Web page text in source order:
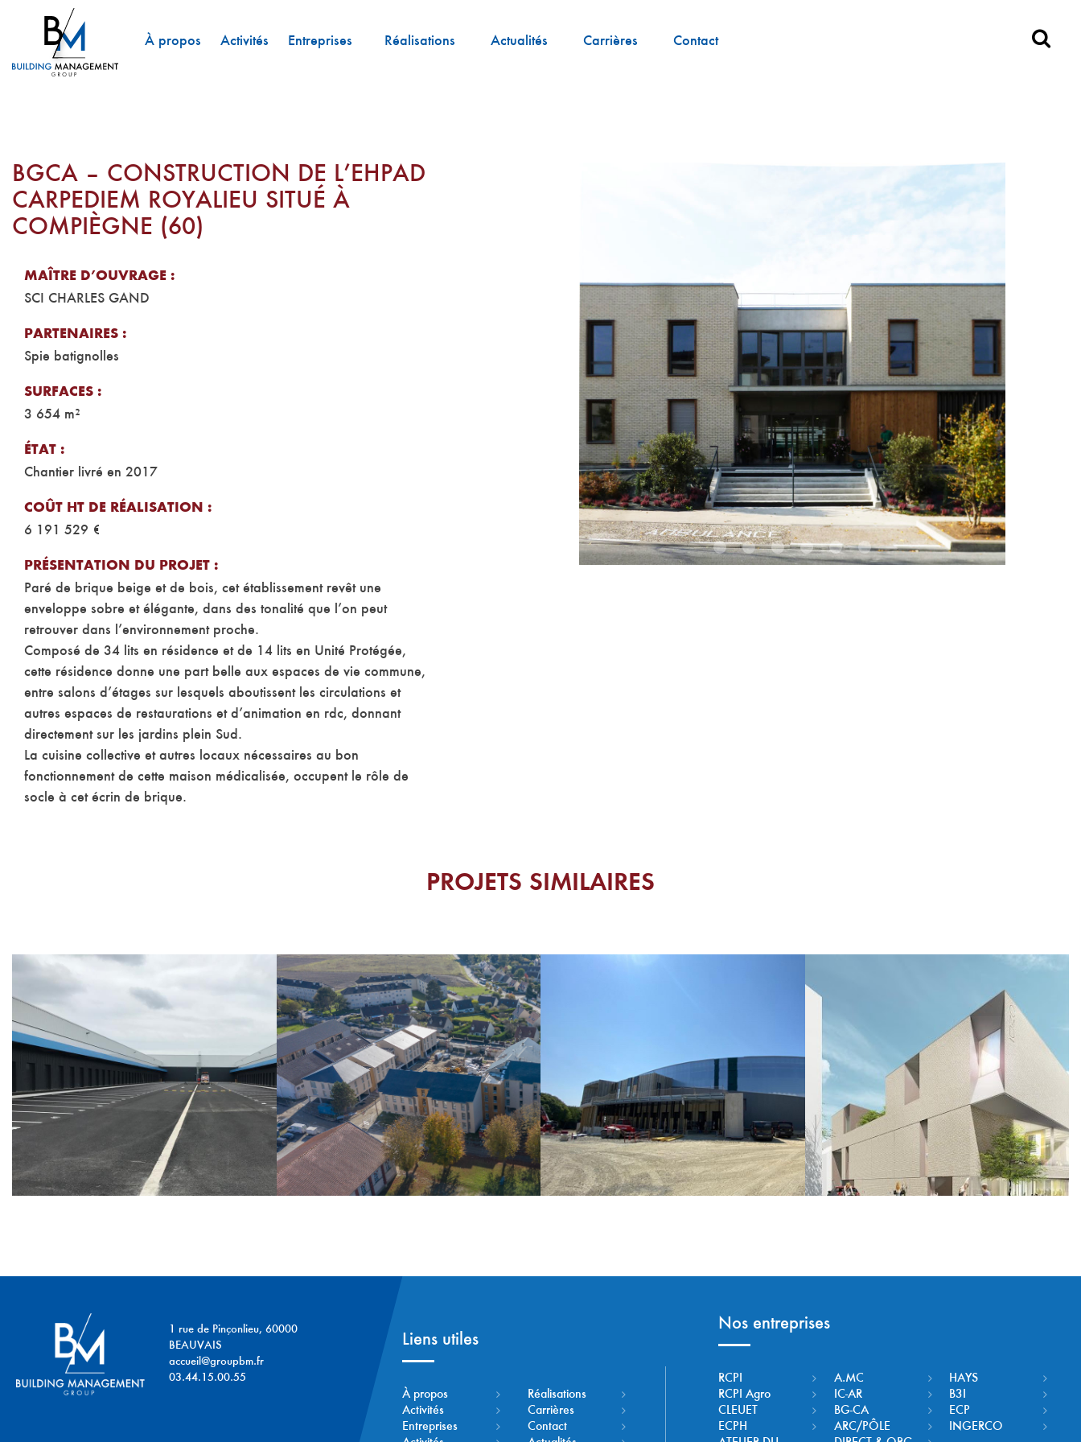
À propos Activités Entreprises Réalisations Actualités Carrières Contact
BGCA – CONSTRUCTION DE L’EHPAD
CARPEDIEM ROYALIEU SITUÉ À
COMPIÈGNE (60)
MAÎTRE D’OUVRAGE :
SCI CHARLES GAND
PARTENAIRES :
Spie batignolles
SURFACES :
3 654 m²
ÉTAT :
Chantier livré en 2017
COÛT HT DE RÉALISATION :
6 191 529 €
PRÉSENTATION DU PROJET :
Paré de brique beige et de bois, cet établissement revêt une
enveloppe sobre et élégante, dans des tonalité que l’on peut
retrouver dans l’environnement proche.
Composé de 34 lits en résidence et de 14 lits en Unité Protégée,
cette résidence donne une part belle aux espaces de vie commune,
entre salons d’étages sur lesquels aboutissent les circulations et
autres espaces de restaurations et d’animation en rdc, donnant
directement sur les jardins plein Sud.
La cuisine collective et autres locaux nécessaires au bon
fonctionnement de cette maison médicalisée, occupent le rôle de
socle à cet écrin de brique.
1 2 3 4 5 6
PROJETS SIMILAIRES
1 rue de Pinçonlieu, 60000
BEAUVAIS
accueil@groupbm.fr
03.44.15.00.55
Liens utiles
À propos
Réalisations
Activités
Carrières
Entreprises
Contact
Nos entreprises
RCPI A.MC
HAYS
RCPI Agro
IC-AR
B3I
CLEUET
BG-CA
ECP
ECPH
ARC/PÔLE
INGERCO